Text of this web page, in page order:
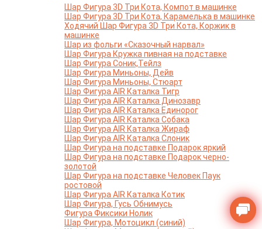
Шар Фигура 3D Три Кота, Компот в машинке
Шар Фигура 3D Три Кота, Карамелька в машинке
Ходячий Шар Фигура 3D Три Кота, Коржик в
машинке
Шар из фольги «Сказочный нарвал»
Шар Фигура Кружка пивная на подставке
Шар Фигура Соник,Тейлз
Шар Фигура Миньоны, Дейв
Шар Фигура Миньоны, Стюарт
Шар Фигура AIR Каталка Тигр
Шар Фигура AIR Каталка Динозавр
Шар Фигура AIR Каталка Единорог
Шар Фигура AIR Каталка Собака
Шар Фигура AIR Каталка Жираф
Шар Фигура AIR Каталка Слоник
Шар Фигура на подставке Подарок яркий
Шар Фигура на подставке Подарок черно-
золотой
Шар Фигура на подставке Человек Паук
ростовой
Шар Фигура AIR Каталка Котик
Шар Фигура, Гусь Обнимусь
Фигура Фиксики Нолик
Шар Фигура, Мотоцикл (синий)